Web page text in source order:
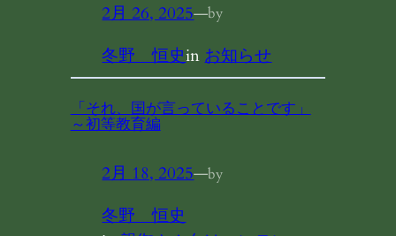
2月 26, 2025—by
冬野 恒史in お知らせ
「それ、国が言っていることです」
～初等教育編
2月 18, 2025—by
冬野 恒史